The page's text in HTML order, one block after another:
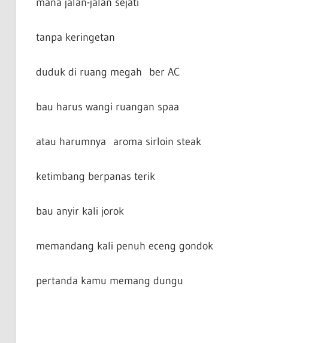
tanpa keringetan
duduk di ruang megah ber AC
bau harus wangi ruangan spaa
atau harumnya aroma sirloin steak
ketimbang berpanas terik
bau anyir kali jorok
memandang kali penuh eceng gondok
pertanda kamu memang dungu